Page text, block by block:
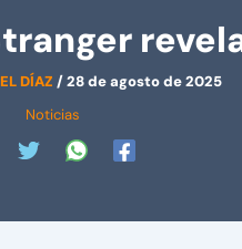
DÍAZ /28 de agosto de 2025
Noticias